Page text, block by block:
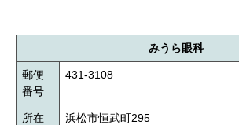
みうら眼科
郵便
番号
431-3108
所在
浜松市恒武町295